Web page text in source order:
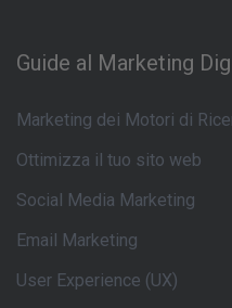
Guide al Marketing
Marketing dei Motori di
Ottimizza il tuo sito web
Social Media Marketing
Email Marketing
User Experience (UX)